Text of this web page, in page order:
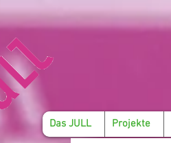
Das JULL Projekte